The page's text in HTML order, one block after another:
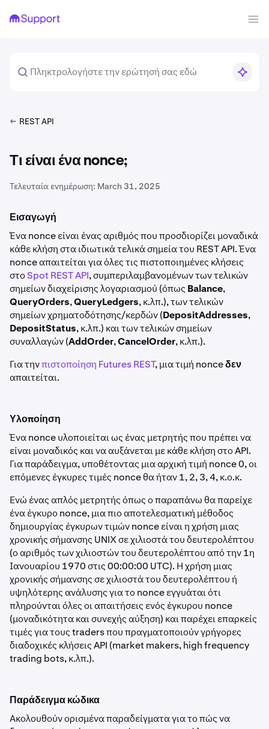
REST API
Τι είναι ένα nonce;
Τελευταία ενημέρωση: March 31, 2025
Εισαγωγή
Ένα nonce είναι ένας αριθμός που προσδιορίζει μοναδικά
κάθε κλήση στα ιδιωτικά τελικά σημεία του REST API. Ένα
nonce απαιτείται για όλες τις πιστοποιημένες κλήσεις
στοSpot REST API, συμπεριλαμβανομένων των τελικών
σημείων διαχείρισης λογαριασμού (όπως Balance,
QueryOrders,QueryLedgers, κ.λπ.), των τελικών
σημείων χρηματοδότησης/κερδών (DepositAddresses,
DepositStatus, κ.λπ.) και των τελικών σημείων
συναλλαγών (AddOrder,CancelOrder, κ.λπ.).
Για τηνπιστοποίηση Futures REST, μια τιμή nonceδεν
απαιτείται.
Υλοποίηση
Ένα nonce υλοποιείται ως ένας μετρητής που πρέπει να
είναι μοναδικός και να αυξάνεται με κάθε κλήση στο API.
Για παράδειγμα, υποθέτοντας μια αρχική τιμή nonce 0, οι
επόμενες έγκυρες τιμές nonce θα ήταν 1, 2, 3, 4, κ.ο.κ.
Ενώ ένας απλός μετρητής όπως ο παραπάνω θα παρείχε
ένα έγκυρο nonce, μια πιο αποτελεσματική μέθοδος
δημιουργίας έγκυρων τιμών nonce είναι η χρήση μιας
χρονικής σήμανσης UNIX σε χιλιοστά του δευτερολέπτου
(ο αριθμός των χιλιοστών του δευτερολέπτου από την 1η
Ιανουαρίου 1970 στις 00:00:00 UTC). Η χρήση μιας
χρονικής σήμανσης σε χιλιοστά του δευτερολέπτου ή
υψηλότερης ανάλυσης για το nonce εγγυάται ότι
πληρούνται όλες οι απαιτήσεις ενός έγκυρου nonce
(μοναδικότητα και συνεχής αύξηση) και παρέχει επαρκείς
τιμές για τους traders που πραγματοποιούν γρήγορες
διαδοχικές κλήσεις API (market makers, high frequency
trading bots, κ.λπ.).
Παράδειγμα κώδικα
Ακολουθούν ορισμένα παραδείγματα για το πώς να